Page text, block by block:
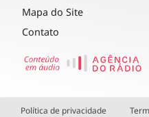
Mapa do Site
Contato
Política de privacidade